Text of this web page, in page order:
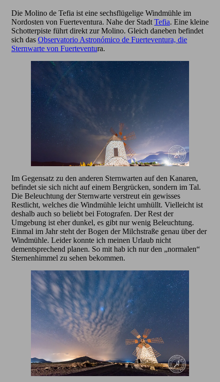
Die Molino de Tefia ist eine sechsflügelige Windmühle im
Nordosten von Fuerteventura. Nahe der Stadt Tefia. Eine kleine
Schotterpiste führt direkt zur Molino. Gleich daneben befindet
sich das Observatorio Astronómico de Fuerteventura, die
Sternwarte von Fuerteventura.
Im Gegensatz zu den anderen Sternwarten auf den Kanaren,
befindet sie sich nicht auf einem Bergrücken, sondern im Tal.
Die Beleuchtung der Sternwarte verstreut ein gewisses
Restlicht, welches die Windmühle leicht umhüllt. Vielleicht ist
deshalb auch so beliebt bei Fotografen. Der Rest der
Umgebung ist eher dunkel, es gibt nur wenig Beleuchtung.
Einmal im Jahr steht der Bogen der Milchstraße genau über der
Windmühle. Leider konnte ich meinen Urlaub nicht
dementsprechend planen. So mit hab ich nur den „normalen“
Sternenhimmel zu sehen bekommen.